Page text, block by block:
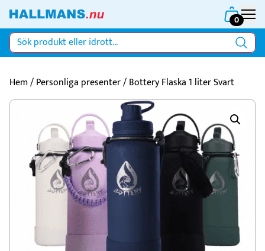
0
Hem/Personliga presenter/ Bottery Flaska 1 liter Svart